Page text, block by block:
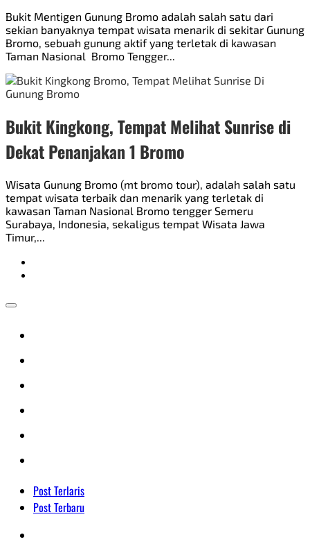
Bukit Mentigen Gunung Bromo adalah salah satu dari
sekian banyaknya tempat wisata menarik di sekitar Gunung
Bromo, sebuah gunung aktif yang terletak di kawasan
Taman Nasional Bromo Tengger...
Bukit Kingkong, Tempat Melihat Sunrise di
Dekat Penanjakan 1 Bromo
Wisata Gunung Bromo (mt bromo tour), adalah salah satu
tempat wisata terbaik dan menarik yang terletak di
kawasan Taman Nasional Bromo tengger Semeru
Surabaya, Indonesia, sekaligus tempat Wisata Jawa
Timur,...
Post Terlaris
Post Terbaru